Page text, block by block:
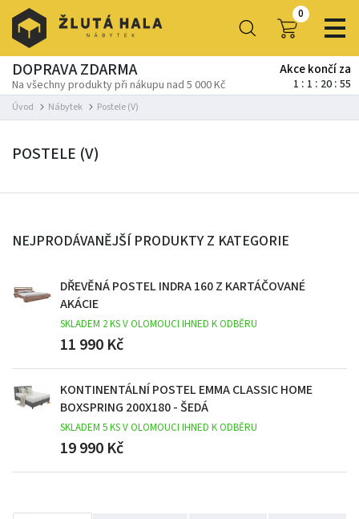
0
DOPRAVA ZDARMA
Na všechny produkty při nákupu nad 5 000 Kč
Akce končí za
1 1 20 55
Úvod Nábytek Postele (V)
POSTELE (V)
NEJPRODÁVANĚJŠÍ PRODUKTY Z KATEGORIE
DŘEVĚNÁ POSTEL INDRA 160 Z KARTÁČOVANÉ
AKÁCIE
SKLADEM 2 KS V OLOMOUCI IHNED K ODBĚRU
11 990 Kč
KONTINENTÁLNÍ POSTEL EMMA CLASSIC HOME
BOXSPRING 200X180 - ŠEDÁ
SKLADEM 5 KS V OLOMOUCI IHNED K ODBĚRU
19 990 Kč